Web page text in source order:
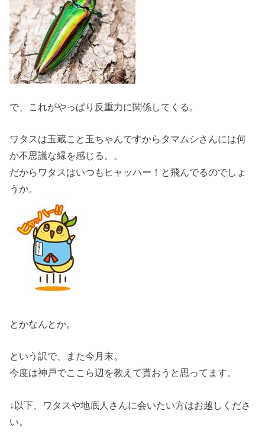
で、これがやっぱり反重力に関係してくる。
ワタスは玉蔵こと玉ちゃんですからタマムシさんには何
か不思議な縁を感じる。。
だからワタスはいつもヒャッハー！と飛んでるのでしょ
うか。
とかなんとか。
という訳で、また今月末。
今度は神戸でここら辺を教えて貰おうと思ってます。
↓以下、ワタスや地底人さんに会いたい方はお越しくださ
い。